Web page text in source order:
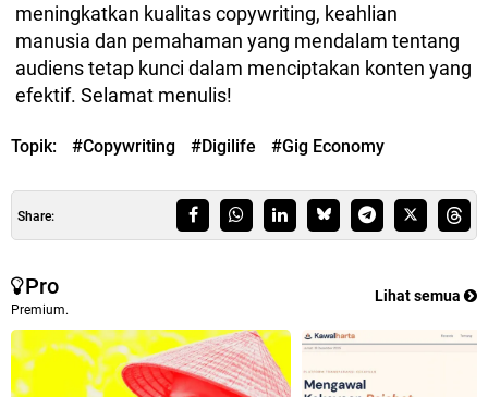
meningkatkan kualitas copywriting, keahlian
manusia dan pemahaman yang mendalam tentang
audiens tetap kunci dalam menciptakan konten yang
efektif. Selamat menulis!
Topik: #Copywriting #Digilife #Gig Economy
Share:
Pro
Premium.
Lihat semua